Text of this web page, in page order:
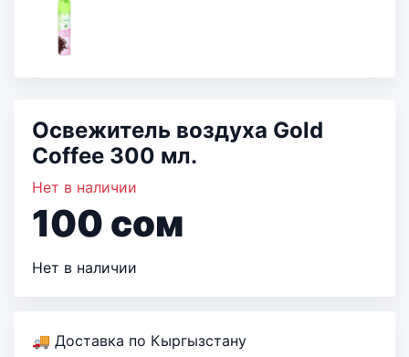
Освежитель воздуха Gold
Coffee 300 мл.
Нет в наличии
100 сом
Нет в наличии
🚚 Доставка по Кыргызстану